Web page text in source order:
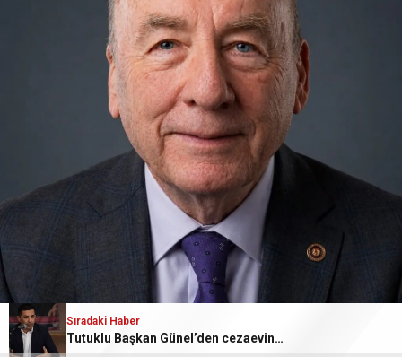
Sıradaki Haber
Tutuklu Başkan Günel’den cezaevinden mektuplu açıklama